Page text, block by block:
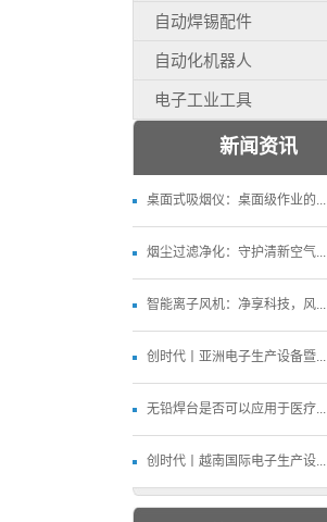
自动焊锡配件
自动化机器人
电子工业工具
新闻资讯
桌面式吸烟仪：桌面级作业的...
烟尘过滤净化：守护清新空气...
智能离子风机：净享科技，风...
创时代丨亚洲电子生产设备暨...
无铅焊台是否可以应用于医疗...
创时代丨越南国际电子生产设...